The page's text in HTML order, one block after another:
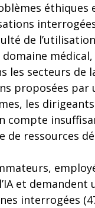
éthiques
de
domaine
les secteurs de
proposées par
les
compte
de ressources
et
interrogées